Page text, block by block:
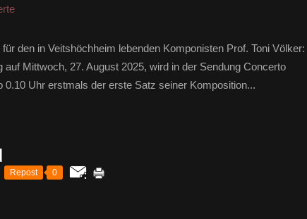
den in Veitshöchheim lebenden Komponisten Prof. Toni Völker:
auf Mittwoch, 27. August 2025, wird in der Sendung Concerto
0.10 Uhr erstmals der erste Satz seiner Komposition...
Repost 0